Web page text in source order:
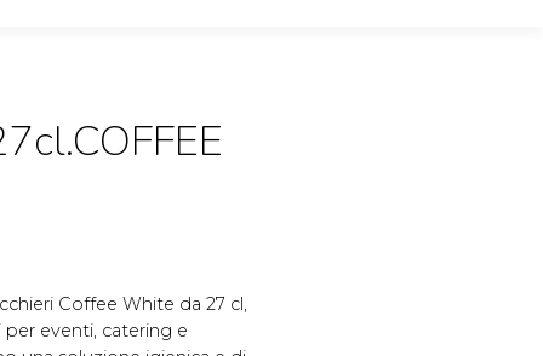
Coffee White da 27 cl,
eventi, catering e